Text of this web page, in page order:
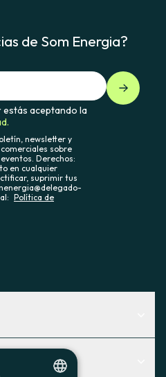
de Som Energia?
estás aceptando la
newsletter y
sobre
Derechos:
en cualquier
suprimir tus
Política de
mejor